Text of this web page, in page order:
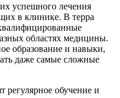
успешного лечения
в клинике. В терра
областях медицины.
образование и навыки,
даже самые сложные
регулярное обучение и